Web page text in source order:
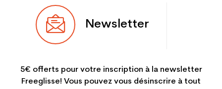
Newsletter
5€ offerts pour votre inscription à la newsletter
Freeglisse! Vous pouvez vous désinscrire à tout